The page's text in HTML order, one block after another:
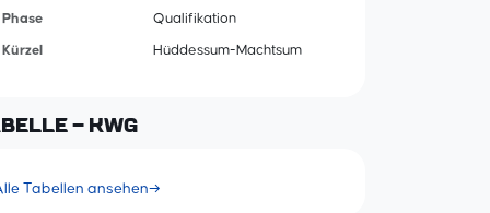
Phase Qualifikation
Kürzel Hüddessum-Machtsum
– KWG
Tabellen ansehen→